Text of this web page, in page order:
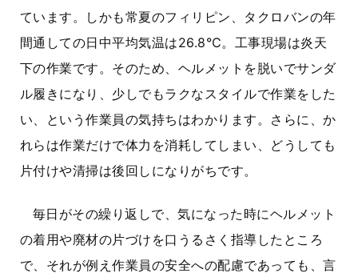
ています。しかも常夏のフィリピン、タクロバンの年
間通しての日中平均気温は26.8℃。工事現場は炎天
下の作業です。そのため、ヘルメットを脱いでサンダ
ル履きになり、少しでもラクなスタイルで作業をした
い、という作業員の気持ちはわかります。さらに、か
れらは作業だけで体力を消耗してしまい、どうしても
片付けや清掃は後回しになりがちです。
毎日がその繰り返しで、気になった時にヘルメット
の着用や廃材の片づけを口うるさく指導したところ
で、それが例え作業員の安全への配慮であっても、言